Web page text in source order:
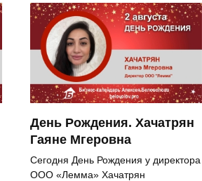
День Рождения. Хачатрян
Гаяне Мгеровна
Сегодня День Рождения у директора
ООО «Лемма» Хачатрян